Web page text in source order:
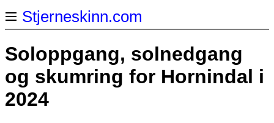
Stjerneskinn.com
Soloppgang, solnedgang
og skumring for Hornindal i
2024